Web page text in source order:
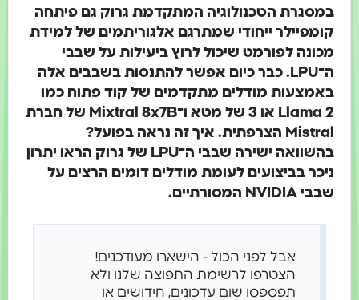
במסגרת הטכנולוגיה המתקדמת גרוק גם פיתחה
קומפיילר ייחודי שמתרגם אלגוריתמים של למידת
מכונה לפורמט שיכול לרוץ ביעילות על שבבי
ה־LPU.
כבר כיום אפשר להתנסות בשבבים אלה
באמצעות מודלים מתקדמים של קוד פתוח כמו
Llama 2 או 3 של מטא ו־Mixtral 8x7B של חברת
Mistral הצרפתית. איך זה נראה בפועל?
בהשוואה ישירה שבבי ה־LPU של גרוק הראו יתרון
ניכר בביצועים לעומת מודלים דומים הרצים על
שבבי NVIDIA המסורתיים.
אבל לפני הכול - הישארו מעודכנים!
הצטרפו לרשימת התפוצה שלנו ולא
תפספסו שום עדכונים, חידושים או